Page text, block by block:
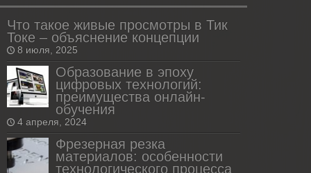
Что такое живые просмотры в Тик
Токе – объяснение концепции
8 июля, 2025
Образование в эпоху
цифровых технологий:
преимущества онлайн-
обучения
4 апреля, 2024
Фрезерная резка
материалов: особенности
технологического процесса